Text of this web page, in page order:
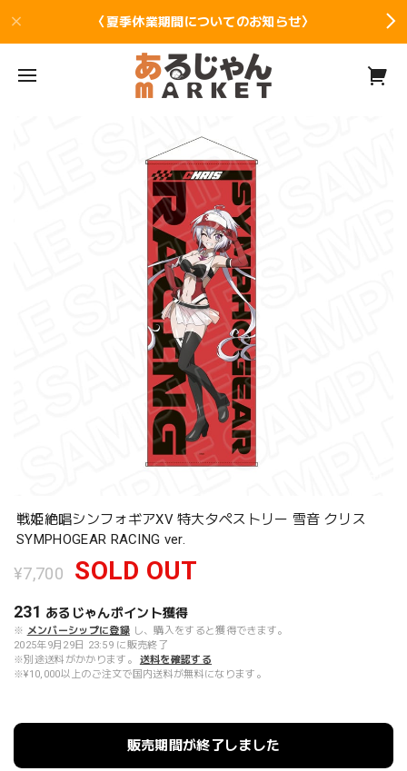
〈夏季休業期間についてのお知らせ〉
戦姫絶唱シンフォギアXV 特大タペストリー 雪音 クリス
SYMPHOGEAR RACING ver.
¥7,700 SOLD OUT
231 あるじゃんポイント獲得
※ メンバーシップに登録 し、購入をすると獲得できます。
2025年9月29日 23:59 に販売終了
※別途送料がかかります。
送料を確認する
※¥10,000以上のご注文で国内送料が無料になります。
販売期間が終了しました